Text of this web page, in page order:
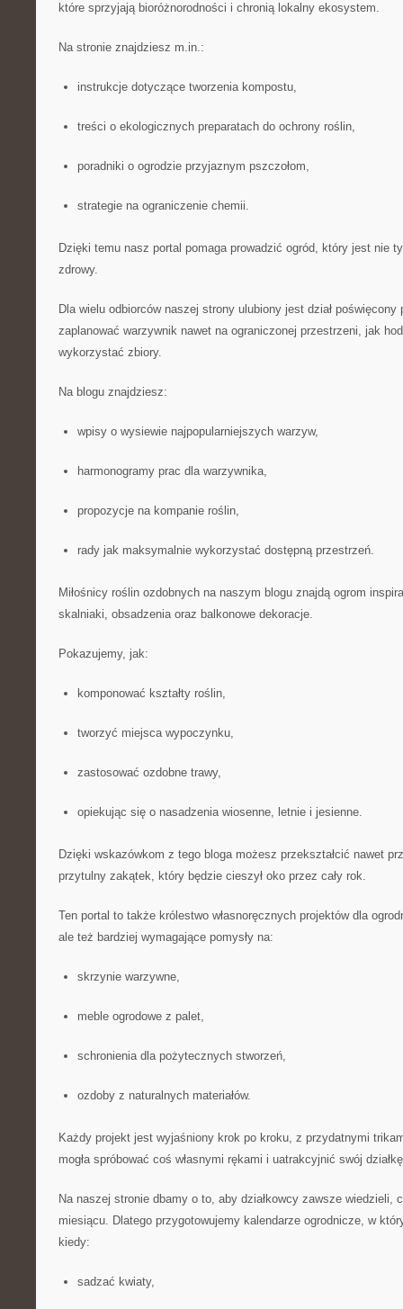
które sprzyjają bioróżnorodności i chronią lokalny ekosystem.
Na stronie znajdziesz m.in.:
instrukcje dotyczące tworzenia kompostu,
treści o ekologicznych preparatach do ochrony roślin,
poradniki o ogrodzie przyjaznym pszczołom,
strategie na ograniczenie chemii.
Dzięki temu nasz portal pomaga prowadzić ogród, który jest nie
zdrowy.
Dla wielu odbiorców naszej strony ulubiony jest dział
zaplanować warzywnik nawet na ograniczonej przestrzeni, jak
wykorzystać zbiory.
Na blogu znajdziesz:
wpisy o wysiewie najpopularniejszych warzyw,
harmonogramy prac dla warzywnika,
propozycje na kompanie roślin,
rady jak maksymalnie wykorzystać dostępną przestrzeń.
Miłośnicy roślin ozdobnych na naszym blogu znajdą ogrom
skalniaki, obsadzenia oraz balkonowe dekoracje.
Pokazujemy, jak:
komponować kształty roślin,
tworzyć miejsca wypoczynku,
zastosować ozdobne trawy,
opiekując się o nasadzenia wiosenne, letnie i jesienne.
Dzięki wskazówkom z tego bloga możesz przekształcić nawet
przytulny zakątek, który będzie cieszył oko przez cały rok.
Ten portal to także królestwo własnoręcznych projektów dla
ale też bardziej wymagające pomysły na:
skrzynie warzywne,
meble ogrodowe z palet,
schronienia dla pożytecznych stworzeń,
ozdoby z naturalnych materiałów.
Każdy projekt jest wyjaśniony krok po kroku, z przydatnymi
mogła spróbować coś własnymi rękami i uatrakcyjnić swój
Na naszej stronie dbamy o to, aby działkowcy zawsze wiedzieli,
miesiącu. Dlatego przygotowujemy kalendarze ogrodnicze, w
kiedy:
sadzać kwiaty,